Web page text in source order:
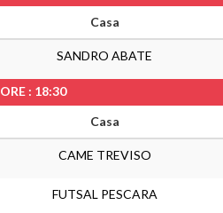
Casa
SANDRO ABATE
ORE : 18:30
Casa
CAME TREVISO
FUTSAL PESCARA